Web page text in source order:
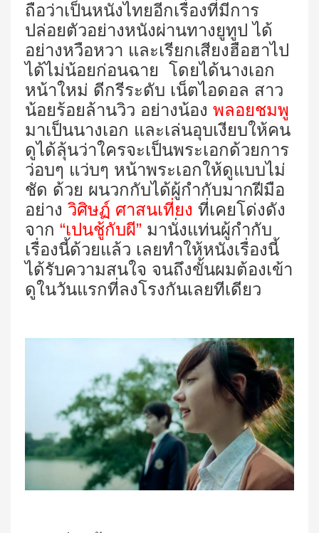
ถือว่าเป็นหนังไทยอีกเรื่องที่มีการ
ปล่อยตัวอย่างหนังผ่านทางยูทูป ได้
อย่างหวือหวา และเรียกเสียงฮือฮาไป
ได้ไม่น้อยก่อนฉาย โดยได้นางเอก
หน้าใหม่ ดีกรีระดับ เน็ตไอดอล สาว
น้อยร้อยล้านวิว อย่างน้อง พลอยชมพู
มาเป็นนางเอก และเล่นอุบเงียบให้คน
ดูได้ลุ้นว่าใครจะเป็นพระเอกด้วยการ
ว่อบๆ แว่บๆ หน้าพระเอกให้ดูแบบไม่
ชัด ด้วย ผนวกกับได้ผู้กำกับมากฝีมือ
อย่าง วิศิษฏ์ ศาสนเที่ยง ที่เคยโด่งดัง
จาก “เปนชู้กับผี” มานั่งแท่นผู้กำกับ
เรื่องนี้ด้วยแล้ว เลยทำให้หนังเรื่องนี้
ได้รับความสนใจ จนถึงขั้นผมต้องเข้า
ดูในวันแรกที่ลงโรงกันเลยทีเดียว